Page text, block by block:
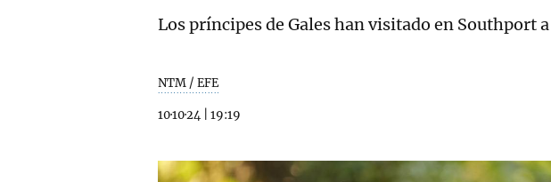
Los príncipes de Gales han visitado en Southport
NTM / EFE
10·10·24 19:19